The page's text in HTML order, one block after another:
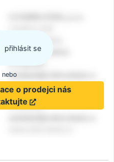
přihlásit se
nebo
o prodejci nás